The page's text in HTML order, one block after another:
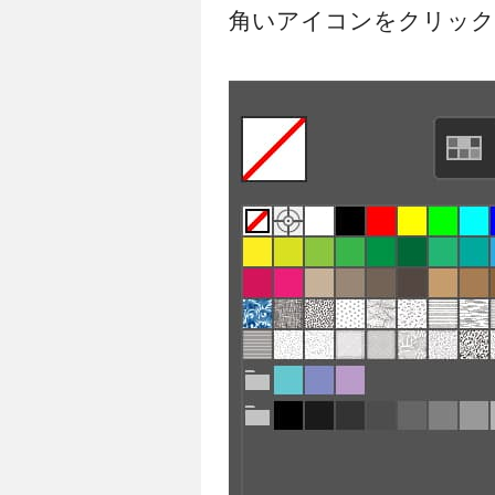
角いアイコンをクリッ